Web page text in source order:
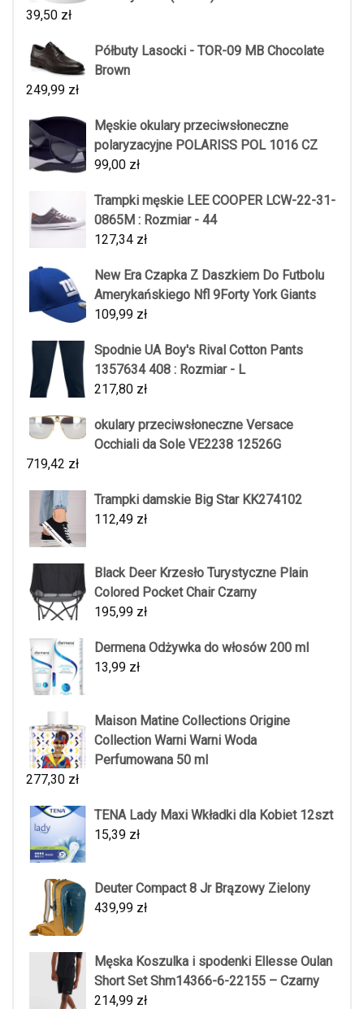
39,50 zł
Półbuty Lasocki - TOR-09 MB Chocolate
Brown
249,99 zł
Męskie okulary przeciwsłoneczne
polaryzacyjne POLARISS POL 1016 CZ
99,00 zł
Trampki męskie LEE COOPER LCW-22-31-
0865M : Rozmiar - 44
127,34 zł
New Era Czapka Z Daszkiem Do Futbolu
Amerykańskiego Nfl 9Forty York Giants
109,99 zł
Spodnie UA Boy's Rival Cotton Pants
1357634 408 : Rozmiar - L
217,80 zł
okulary przeciwsłoneczne Versace
Occhiali da Sole VE2238 12526G
719,42 zł
Trampki damskie Big Star KK274102
112,49 zł
Black Deer Krzesło Turystyczne Plain
Colored Pocket Chair Czarny
195,99 zł
Dermena Odżywka do włosów 200 ml
13,99 zł
Maison Matine Collections Origine
Collection Warni Warni Woda
Perfumowana 50 ml
277,30 zł
TENA Lady Maxi Wkładki dla Kobiet 12szt
15,39 zł
Deuter Compact 8 Jr Brązowy Zielony
439,99 zł
Męska Koszulka i spodenki Ellesse Oulan
Short Set Shm14366-6-22155 – Czarny
214,99 zł